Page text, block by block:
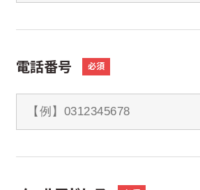
電話番号 必須